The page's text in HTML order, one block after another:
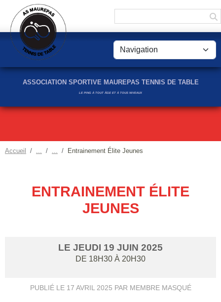
ASSOCIATION SPORTIVE MAUREPAS TENNIS DE TABLE
LE PING À TOUT ÂGE ET À TOUS NIVEAUX
Accueil Entrainement Élite Jeunes
ENTRAINEMENT ÉLITE
JEUNES
LE JEUDI 19 JUIN 2025
DE 18H30 À 20H30
PUBLIÉ LE 17 AVRIL 2025 PAR MEMBRE MASQUÉ
Panneau de gestion des cookies